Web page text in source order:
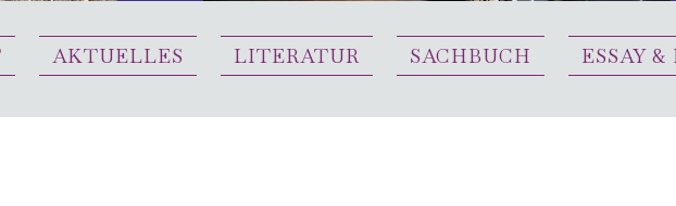
AKTUELLES LITERATUR SACHBUCH ESSAY